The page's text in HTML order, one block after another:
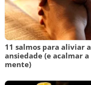
11 salmos para aliviar a
ansiedade (e acalmar a
mente)